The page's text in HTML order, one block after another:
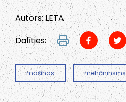
Autors: LETA
Dalīties:
mašīnas mehānihsms